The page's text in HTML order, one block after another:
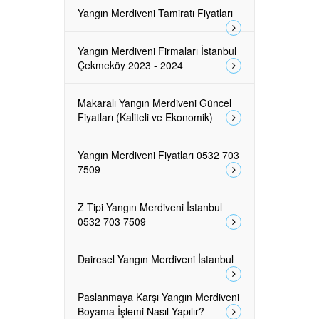
Yangın Merdiveni Tamiratı Fiyatları
Yangın Merdiveni Firmaları İstanbul
Çekmeköy 2023 - 2024
Makaralı Yangın Merdiveni Güncel
Fiyatları (Kaliteli ve Ekonomik)
Yangın Merdiveni Fiyatları 0532 703
7509
Z Tipi Yangın Merdiveni İstanbul
0532 703 7509
Dairesel Yangın Merdiveni İstanbul
Paslanmaya Karşı Yangın Merdiveni
Boyama İşlemi Nasıl Yapılır?